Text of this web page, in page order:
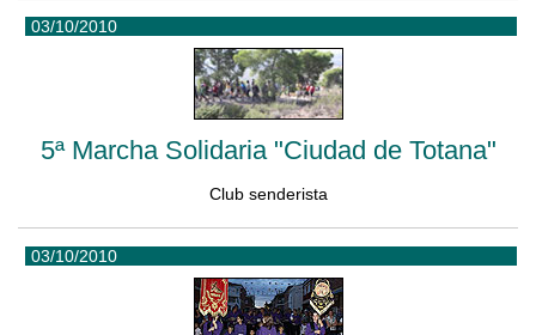
03/10/2010
5ª Marcha Solidaria "Ciudad de Totana"
Club senderista
03/10/2010